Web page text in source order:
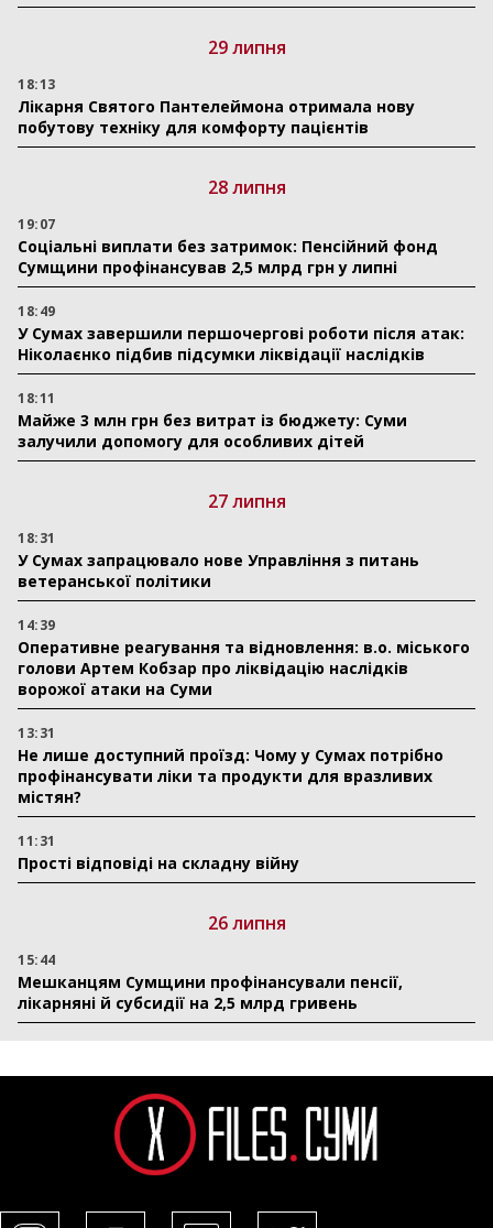
29 липня
18:13
Лікарня Святого Пантелеймона отримала нову
побутову техніку для комфорту пацієнтів
28 липня
19:07
Соціальні виплати без затримок: Пенсійний фонд
Сумщини профінансував 2,5 млрд грн у липні
18:49
У Сумах завершили першочергові роботи після атак:
Ніколаєнко підбив підсумки ліквідації наслідків
18:11
Майже 3 млн грн без витрат із бюджету: Суми
залучили допомогу для особливих дітей
27 липня
18:31
У Сумах запрацювало нове Управління з питань
ветеранської політики
14:39
Оперативне реагування та відновлення: в.о. міського
голови Артем Кобзар про ліквідацію наслідків
ворожої атаки на Суми
13:31
Не лише доступний проїзд: Чому у Сумах потрібно
профінансувати ліки та продукти для вразливих
містян?
11:31
Прості відповіді на складну війну
26 липня
15:44
Мешканцям Сумщини профінансували пенсії,
лікарняні й субсидії на 2,5 млрд гривень